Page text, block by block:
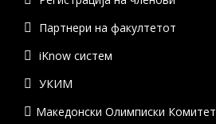
Партнери на факултетот
iKnow систем
УКИМ
Македонски Олимписки Комитет